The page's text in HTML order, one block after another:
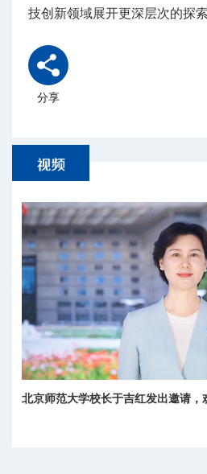
技创新领域展开更深层次的探索
分享
北京师范大学校长于吉红发出邀请，